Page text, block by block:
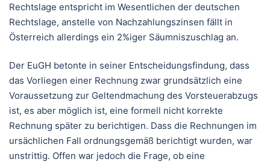
Rechtslage entspricht im Wesentlichen der deutschen
Rechtslage, anstelle von Nachzahlungszinsen fällt in
Österreich allerdings ein 2%iger Säumniszuschlag an.
Der EuGH betonte in seiner Entscheidungsfindung, dass
das Vorliegen einer Rechnung zwar grundsätzlich eine
Voraussetzung zur Geltendmachung des Vorsteuerabzugs
ist, es aber möglich ist, eine formell nicht korrekte
Rechnung später zu berichtigen. Dass die Rechnungen im
ursächlichen Fall ordnungsgemäß berichtigt wurden, war
unstrittig. Offen war jedoch die Frage, ob eine